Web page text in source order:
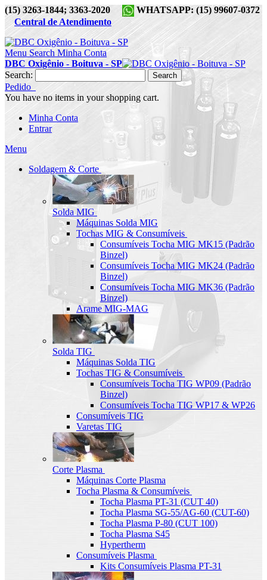
(15) 3263-1844; 3363-2020
WHATSAPP: (15) 99607-0372
Central de Atendimento
Menu Search Minha Conta
DBC Oxigênio - Boituva - SP
Search:
Search
Pedido
You have no items in your shopping cart.
Minha Conta
Entrar
Menu
Soldagem & Corte
Solda MIG
Máquinas Solda MIG
Tochas MIG & Consumíveis
Consumíveis Tocha MIG MK15 (Padrão
Binzel)
Consumíveis Tocha MIG MK24 (Padrão
Binzel)
Consumíveis Tocha MIG MK36 (Padrão
Binzel)
Arame MIG-MAG
Solda TIG
Máquinas Solda TIG
Tochas TIG & Consumíveis
Consumíveis Tocha TIG WP09 (Padrão
Binzel)
Consumíveis Tocha TIG WP17 & WP26
Consumíveis TIG
Varetas TIG
Corte Plasma
Máquinas Corte Plasma
Tocha Plasma & Consumíveis
Tocha Plasma PT-31 (CUT 40)
Tocha Plasma SG-55/AG-60 (CUT-60)
Tocha Plasma P-80 (CUT 100)
Tocha Plasma S45
Hypertherm
Consumíveis Plasma
Kits Consumíveis Plasma PT-31